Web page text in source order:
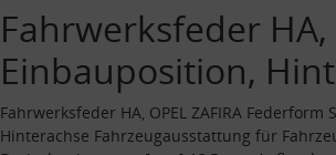
Fahrwerksfeder HA,
Einbauposition,
Fahrwerksfeder HA, OPEL ZAFIRA
Hinterachse Fahrzeugausstattung für